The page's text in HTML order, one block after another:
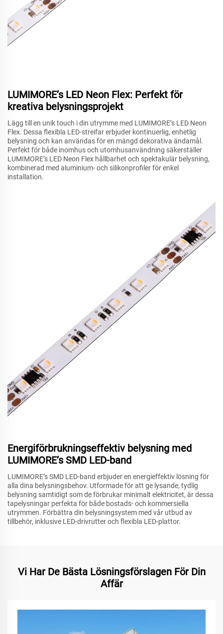
LUMIMORE’s LED Neon Flex: Perfekt för
kreativa belysningsprojekt
Lägg till en unik touch i din utrymme med LUMIMORE’s LED Neon
Flex. Dessa flexibla LED-streifar erbjuder kontinuerlig, enhetlig
belysning och kan användas för en mängd dekorativa ändamål.
Perfekt för både inomhus och utomhusanvändning säkerställer
LUMIMORE’s LED Neon Flex hållbarhet och spektakulär belysning,
kombinerad med aluminium- och silikonprofiler för enkel
installation.
Energiförbrukningseffektiv belysning med
LUMIMORE’s SMD LED-band
LUMIMORE’s SMD LED-band erbjuder en energieffektiv lösning för
alla dina belysningsbehov. Utformade för att ge lysande, tydlig
belysning samtidigt som de förbrukar minimalt elektricitet, är dessa
tapelysningar perfekta för både bostads- och kommersiella
utrymmen. Förbättra din belysningsystem med vår utbud av
tillbehör, inklusive LED-drivrutter och flexibla LED-plattor.
Vi Har De Bästa Lösningsförslagen För Din
Affär